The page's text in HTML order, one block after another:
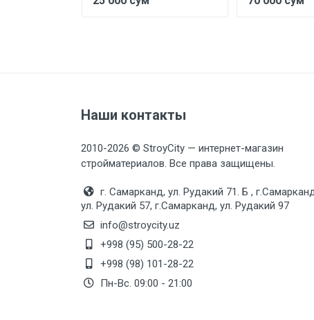
Наши контакты
2010-2026 © StroyCity — интернет-магазин
стройматериалов. Все права защищены.
г. Самарканд, ул. Рудакий 71. Б ,
ул. Рудакий 57, г.Самарканд, ул. Рудакий 97
info@stroycity.uz
+998 (95) 500-28-22
+998 (98) 101-28-22
Пн-Вс. 09:00 - 21:00